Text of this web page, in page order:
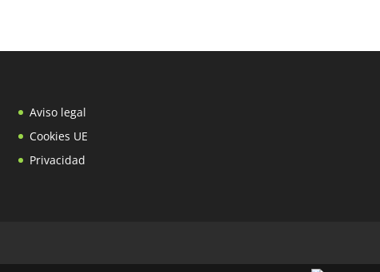
Aviso legal
Cookies UE
Privacidad